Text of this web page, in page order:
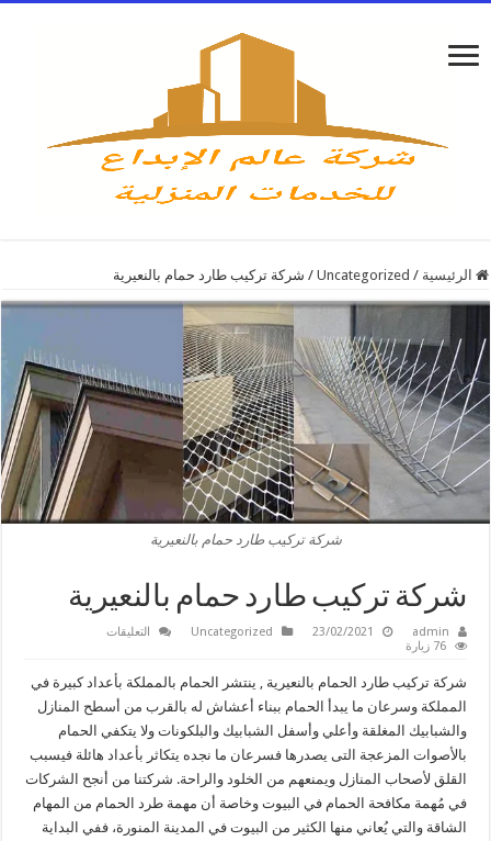
الرئيسية /
Uncategorized
/ شركة تركيب طارد حمام بالنعيرية
شركة تركيب طارد حمام بالنعيرية
شركة تركيب طارد حمام بالنعيرية
admin
23/02/2021
Uncategorized التعليقات
حمام
بالنعيرية
مغلقة
76 زيارة
شركة تركيب طارد الحمام بالنعيرية , ينتشر الحمام بالمملكة بأعداد كبيرة في
المملكة وسرعان ما يبدأ الحمام ببناء أعشاش له بالقرب من أسطح المنازل
والشبابيك المغلقة وأعلي وأسفل الشبابيك والبلكونات ولا يتكفي الحمام
بالأصوات المزعجة التى يصدرها فسرعان ما نجده يتكاثر بأعداد هائلة فيسبب
القلق لأصحاب المنازل ويمنعهم من الخلود والراحة. شركتنا من أنجح الشركات
في مُهمة مكافحة الحمام في البيوت وخاصة أن مهمة طرد الحمام من المهام
الشاقة والتي يُعاني منها الكثير من البيوت في المدينة المنورة، ففي البداية